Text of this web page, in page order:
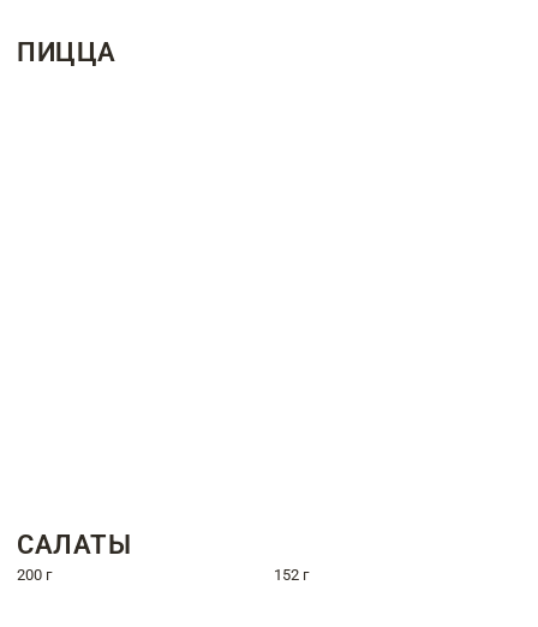
ПИЦЦА
САЛАТЫ
200 г 152 г